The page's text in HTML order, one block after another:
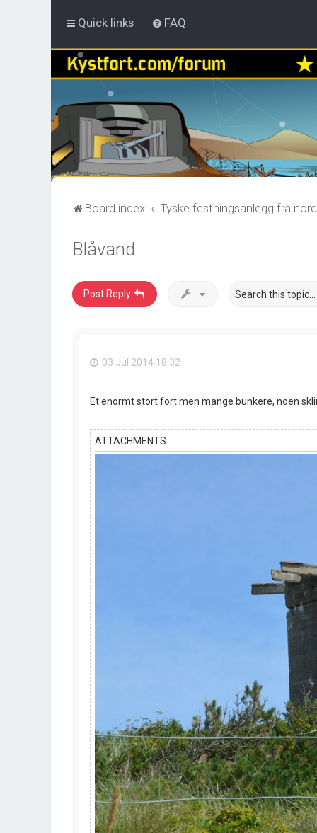
Quick links FAQ
Board index Tyske festningsanlegg fra
Blåvand
Post Reply
03 Jul 2014 18:32
Et enormt stort fort men mange bunkere, noen
ATTACHMENTS